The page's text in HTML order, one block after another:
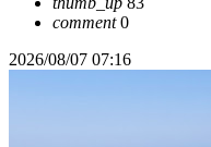
comment0
2026/08/07 07:16